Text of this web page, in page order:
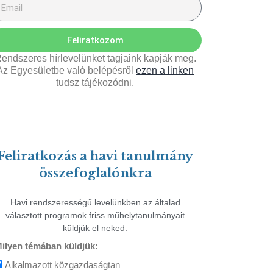
Feliratkozom
hírlevelünket tagjaink kapják meg.
Egyesületbe való belépésről ezen a linken
tudsz tájékozódni.
a havi tanulmány
összefoglalónkra
Havi rendszerességű levelünkben az általad
választott programok friss műhelytanulmányait
küldjük el neked.
témában küldjük:
Alkalmazott közgazdaságtan